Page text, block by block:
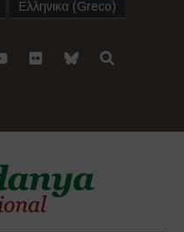
Ελληνικα (Greco)